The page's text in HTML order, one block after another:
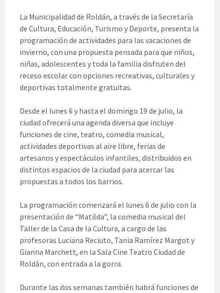
La Municipalidad de Roldán, a través de la Secretaría
de Cultura, Educación, Turismo y Deporte, presenta la
programación de actividades para las vacaciones de
invierno, con una propuesta pensada para que niños,
niñas, adolescentes y toda la familia disfruten del
receso escolar con opciones recreativas, culturales y
deportivas totalmente gratuitas.
Desde el lunes 6 y hasta el domingo 19 de julio, la
ciudad ofrecerá una agenda diversa que incluye
funciones de cine, teatro, comedia musical,
actividades deportivas al aire libre, ferias de
artesanos y espectáculos infantiles, distribuidos en
distintos espacios de la ciudad para acercar las
propuestas a todos los barrios.
La programación comenzará el lunes 6 de julio con la
presentación de “Matilda”, la comedia musical del
Taller de la Casa de la Cultura, a cargo de las
profesoras Luciana Reciuto, Tania Ramírez Margot y
Gianna Marchett, en la Sala Cine Teatro Ciudad de
Roldán, con entrada a la gorra.
Durante las dos semanas también habrá funciones de